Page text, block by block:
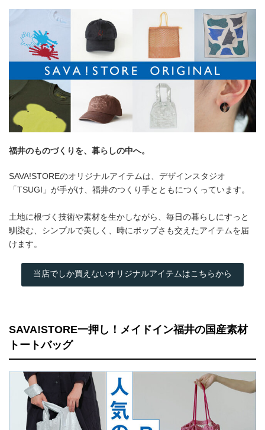
福井のものづくりを、暮らしの中へ。
SAVA!STOREのオリジナルアイテムは、デザインスタジオ
「TSUGI」が手がけ、福井のつくり手とともにつくっています。
土地に根づく技術や素材を生かしながら、毎日の暮らしにすっと
馴染む、シンプルで美しく、時にポップさも交えたアイテムを届
けます。
当店でしか買えないオリジナルアイテムはこちらから
SAVA!STORE一押し！メイドイン福井の国産素材
トートバッグ